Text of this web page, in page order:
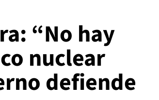
“No hay
nuclear
defiende